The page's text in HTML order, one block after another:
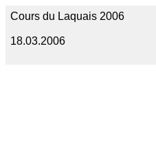
Cours du Laquais 2006
18.03.2006